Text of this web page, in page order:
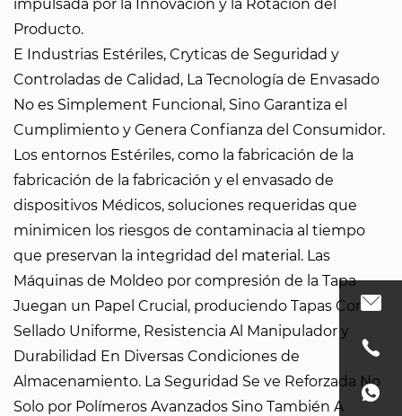
impulsada por la Innovación y la Rotación del
Producto.
E Industrias Estériles, Cryticas de Seguridad y
Controladas de Calidad, La Tecnología de Envasado
No es Simplement Funcional, Sino Garantiza el
Cumplimiento y Genera Confianza del Consumidor.
Los entornos Estériles, como la fabricación de la
fabricación de la fabricación y el envasado de
dispositivos Médicos, soluciones requeridas que
minimicen los riesgos de contaminacia al tiempo
que preservan la integridad del material. Las
Máquinas de Moldeo por compresión de la Tapa
Juegan un Papel Crucial, produciendo Tapas Con
Sellado Uniforme, Resistencia Al Manipulador y
Durabilidad En Diversas Condiciones de
Almacenamiento. La Seguridad Se ve Reforzada No
Solo por Polímeros Avanzados Sino También A